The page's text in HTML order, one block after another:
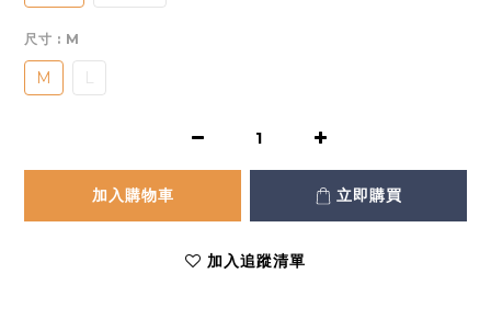
尺寸 : M
M L
加入購物車 立即購買
加入追蹤清單